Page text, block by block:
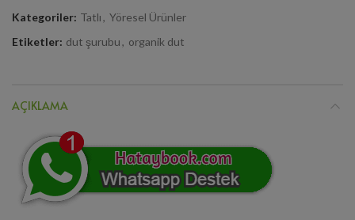
Kategoriler: Tatlı, Yöresel Ürünler
Etiketler: dut şurubu, organik dut
AÇIKLAMA